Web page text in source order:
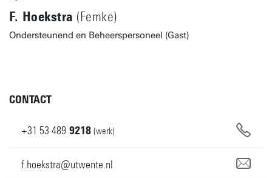
F. Hoekstra (Femke)
Ondersteunend en Beheerspersoneel (Gast)
CONTACT
+31 53 489 9218 (werk)
f.hoekstra@utwente.nl